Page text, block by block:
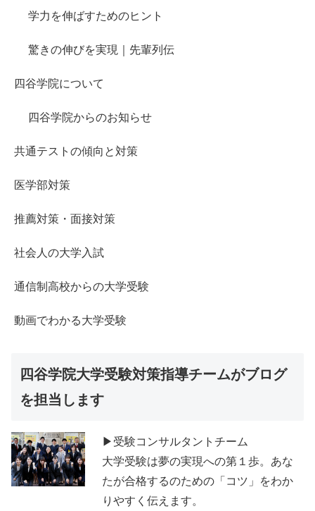
学力を伸ばすためのヒント
驚きの伸びを実現｜先輩列伝
四谷学院について
四谷学院からのお知らせ
共通テストの傾向と対策
医学部対策
推薦対策・面接対策
社会人の大学入試
通信制高校からの大学受験
動画でわかる大学受験
四谷学院大学受験対策指導チームがブログ
を担当します
▶受験コンサルタントチーム
大学受験は夢の実現への第１歩。あな
たが合格するのための「コツ」をわか
りやすく伝えます。